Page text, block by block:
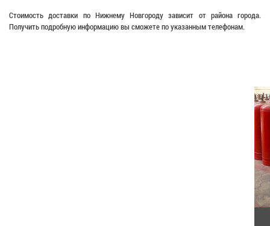
Стоимость доставки по Нижнему Новгороду зависит от района города.
Получить подробную информацию вы сможете по указанным телефонам.